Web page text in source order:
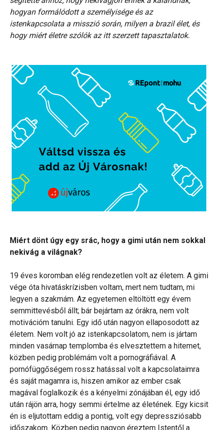
hogyan formálódott a személyisége és az
istenkapcsolata a misszió során, milyen a brazil élet, és
hogy miért életre szólók az itt szerzett tapasztalatok.
Miért dönt úgy egy srác, hogy a gimi után nem sokkal
nekivág a világnak?
19 éves koromban elég rendezetlen volt az életem. A gimi
vége óta hivatáskrízisben voltam, mert nem tudtam, mi
legyen a szakmám. Az egyetemen eltöltött egy évem
semmittevésből állt; bár bejártam az órákra, nem volt
motivációm tanulni. Egy idő után nagyon ellaposodott az
életem. Nem volt jó az istenkapcsolatom, nem is jártam
minden vasárnap templomba és elvesztettem a hitemet,
közben pedig problémám volt a pornográfiával. A
pornófüggőségem rossz hatással volt a kapcsolataimra
és saját magamra is, hiszen amikor az ember csak
magával foglalkozik és a kényelmi zónájában él, egy idő
után rájön arra, hogy semmi értelme az életének. Egy kicsit
én is eljutottam eddig a pontig, volt egy depressziósabb
időszakom. Közben pedig nagyon éreztem Istentől a